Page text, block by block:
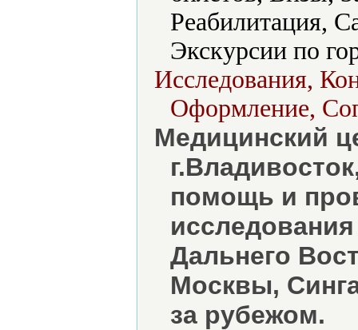
Реабилитация,
Экскурсии по
Исследования,
Оформление,
Медицинский
помощь и
Дальнего
Москвы,
за рубежом.